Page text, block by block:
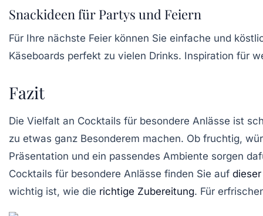
Snackideen für Partys und Feiern
Für Ihre nächste Feier können Sie einfache und
Käseboards perfekt zu vielen Drinks. Inspiration für
Fazit
Die Vielfalt an Cocktails für besondere Anlässe ist
zu etwas ganz Besonderem machen. Ob fruchtig,
Präsentation und ein passendes Ambiente sorgen
Cocktails für besondere Anlässe finden Sie auf
wichtig ist, wie die richtige Zubereitung. Für